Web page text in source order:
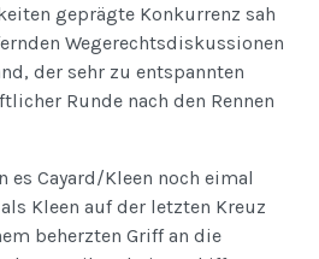
geprägte Konkurrenz sah
Wegerechtsdiskussionen
der sehr zu entspannten
Runde nach den Rennen
es Cayard/Kleen noch eimal
Kleen auf der letzten Kreuz
beherzten Griff an die